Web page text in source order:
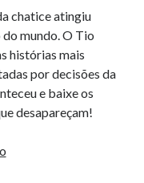
chatice atingiu
mundo. O Tio
histórias mais
por decisões da
e baixe os
desapareçam!
Tio